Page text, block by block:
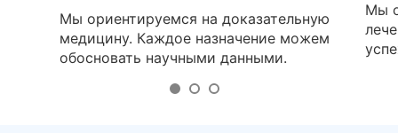
Мы ориентируемся на доказательную
медицину. Каждое назначение можем
обосновать научными данными.
Мы